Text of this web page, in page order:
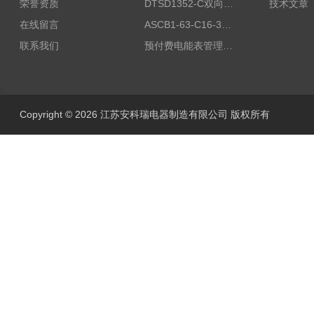
荣誉资质
在线留言
联系我们
技术文章
Copyright © 2026 江苏安科瑞电器制造有限公司 版权所有